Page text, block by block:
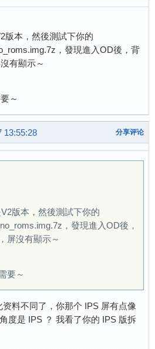
版本，然後測試下你的
，發現進入OD後，背
有顯示～
～
13:55:28 分享评论
版本，然後測試下你的
，發現進入OD後，
屏沒有顯示～
要～
料不同了，你那个 IPS 屏有点像
度是 IPS ？ 我看了你的 IPS 版拆